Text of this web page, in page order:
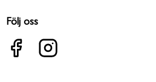
Följ oss